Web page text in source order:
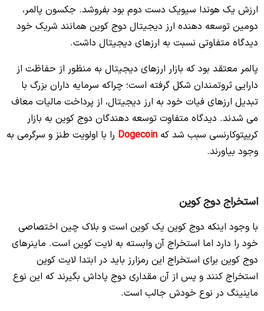
ارزش یک هوندا سیویک دست دوم بود بفروشد. جکسون پالمر،
دومین توسعه دهنده ارز دیجیتال دوج کوین همانند شریک خود
دیدگاه متفاوتی نسبت به ارزهای دیجیتال داشت.
پالمر معتقد بود که بازار ارزهای دیجیتال به منظور از حفاظت از
دارایی ثروتمندان شکل گرفته است؛ چراکه سرمایه داران بزرگ با
تبدیل ارزهای فیات خود به ارز دیجیتال، از پرداخت مالیات معاف
می شدند. دیدگاه متفاوت توسعه دهندگان دوج کوین به بازار
کریپتوکارنسی سبب شد که Dogecoin را با اولویت طنز و سرگرمی به
وجود بیاورند.
استخراج دوج کوین
با وجود اینکه دوج کوین یک کوین است و بلاک چین اختصاصی
خود را دارد اما استخراج آن وابسته به لایت کوین است. ماینرهای
دوج کوین برای استخراج این رمزارز باید در ابتدا لایت کوین
استخراج کنند و پس از آن مقداری دوج پاداش بگیرند که این نوع
ماینینگ در نوع خودش جالب است.